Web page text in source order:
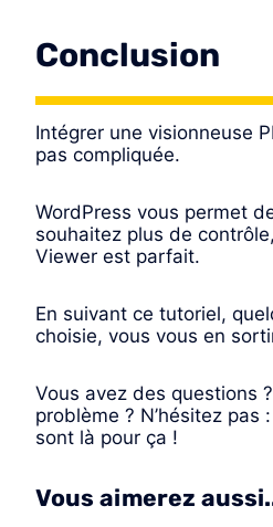
Conclusion
Intégrer une visionneuse
pas compliquée.
WordPress vous permet
souhaitez plus de
Viewer est parfait.
En suivant ce tutoriel,
choisie, vous vous en
Vous avez des questions
problème ? N’hésitez pas
sont là pour ça !
Vous aimerez